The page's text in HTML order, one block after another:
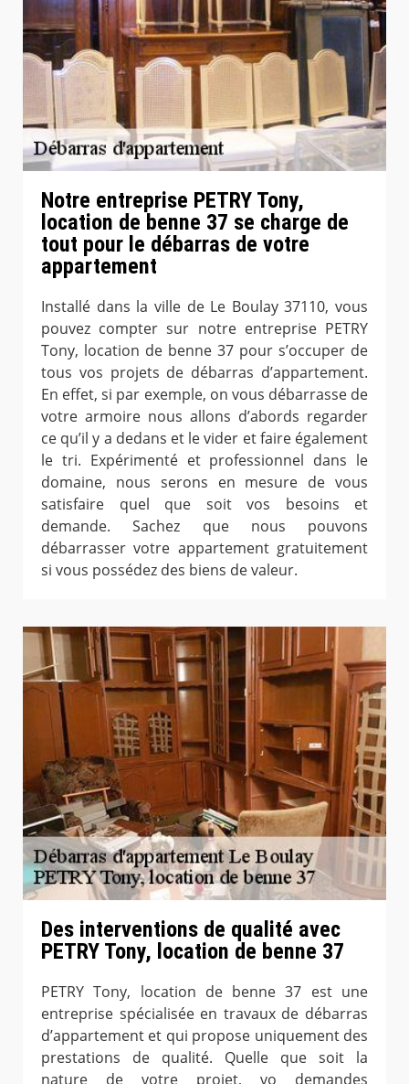
Notre entreprise PETRY Tony,
location de benne 37 se charge de
tout pour le débarras de votre
appartement
Installé dans la ville de Le Boulay 37110, vous
pouvez compter sur notre entreprise PETRY
Tony, location de benne 37 pour s’occuper de
tous vos projets de débarras d’appartement.
En effet, si par exemple, on vous débarrasse de
votre armoire nous allons d’abords regarder
ce qu’il y a dedans et le vider et faire également
le tri. Expérimenté et professionnel dans le
domaine, nous serons en mesure de vous
satisfaire quel que soit vos besoins et
demande. Sachez que nous pouvons
débarrasser votre appartement gratuitement
si vous possédez des biens de valeur.
Des interventions de qualité avec
PETRY Tony, location de benne 37
PETRY Tony, location de benne 37 est une
entreprise spécialisée en travaux de débarras
d’appartement et qui propose uniquement des
prestations de qualité. Quelle que soit la
nature de votre projet, vo demandes